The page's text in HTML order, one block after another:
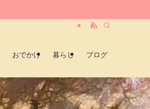
おでかけ 暮らし ブログ